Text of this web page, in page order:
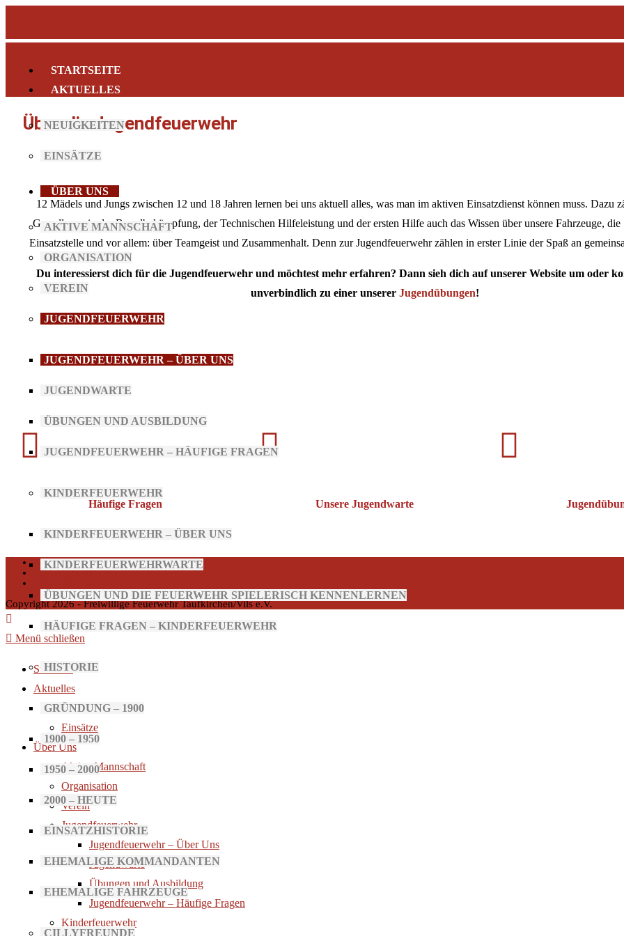
STARTSEITE
AKTUELLES
NEUIGKEITEN
EINSÄTZE
ÜBER UNS
AKTIVE MANNSCHAFT
ORGANISATION
VEREIN
JUGENDFEUERWEHR
JUGENDFEUERWEHR – ÜBER UNS
JUGENDWARTE
ÜBUNGEN UND AUSBILDUNG
JUGENDFEUERWEHR – HÄUFIGE FRAGEN
KINDERFEUERWEHR
KINDERFEUERWEHR – ÜBER UNS
KINDERFEUERWEHRWARTE
ÜBUNGEN UND DIE FEUERWEHR SPIELERISCH KENNENLERNEN
HÄUFIGE FRAGEN – KINDERFEUERWEHR
HISTORIE
GRÜNDUNG – 1900
1900 – 1950
1950 – 2000
2000 – HEUTE
EINSATZHISTORIE
EHEMALIGE KOMMANDANTEN
EHEMALIGE FAHRZEUGE
CILLYFREUNDE
Über die Jugendfeuerwehr
12 Mädels und Jungs zwischen 12 und 18 Jahren lernen bei uns aktuell alles, was man im aktiven Einsatzdienst können muss. Dazu
Grundlagen in der Brandbekämpfung, der Technischen Hilfeleistung und der ersten Hilfe auch das Wissen über unsere Fahrzeuge, die
Einsatzstelle und vor allem: über Teamgeist und Zusammenhalt. Denn zur Jugendfeuerwehr zählen in erster Linie der Spaß an
Du interessierst dich für die Jugendfeuerwehr und möchtest mehr erfahren? Dann sieh dich auf unserer Website um oder
unverbindlich zu einer unserer Jugendübungen!
Häufige Fragen Unsere Jugendwarte
KONTAKT
IMPRESSUM
Copyright 2026 - Freiwillige Feuerwehr Taufkirchen/Vils e.V.
Menü schließen
Startseite
Aktuelles
Neuigkeiten
Einsätze
Über Uns
Aktive Mannschaft
Organisation
Verein
Jugendfeuerwehr
Jugendfeuerwehr – Über Uns
Jugendwarte
Übungen und Ausbildung
Jugendfeuerwehr – Häufige Fragen
Kinderfeuerwehr